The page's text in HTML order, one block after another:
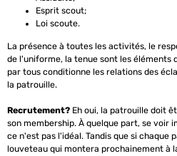
Esprit scout;
Loi scoute.
La présence à toutes les activités, le
de l'uniforme, la tenue sont les éléments
par tous conditionne les relations des
la patrouille.
Recrutement? Eh oui, la patrouille doit
son membership. À quelque part, se voir
ce n'est pas l'idéal. Tandis que si chaque
louveteau qui montera prochainement à